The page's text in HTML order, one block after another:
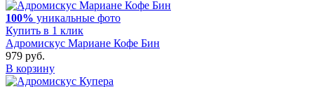
100% уникальные фото
Купить в 1 клик
Адромискус Мариане Кофе Бин
979 руб.
В корзину